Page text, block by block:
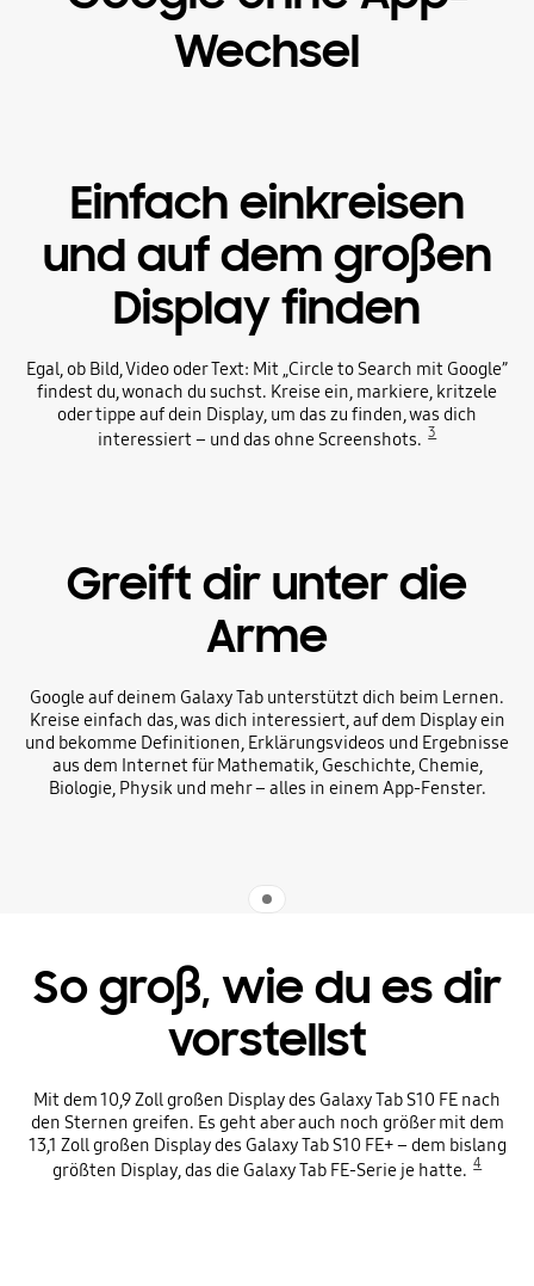
Wechsel
Einfach einkreisen
und auf dem großen
Display finden
Egal, ob Bild, Video oder Text: Mit „Circle to Search mit Google”
findest du, wonach du suchst. Kreise ein, markiere, kritzele
oder tippe auf dein Display, um das zu finden, was dich
interessiert – und das ohne Screenshots. 3
Greift dir unter die
Arme
Google auf deinem Galaxy Tab unterstützt dich beim Lernen.
Kreise einfach das, was dich interessiert, auf dem Display ein
und bekomme Definitionen, Erklärungsvideos und Ergebnisse
aus dem Internet für Mathematik, Geschichte, Chemie,
Biologie, Physik und mehr – alles in einem App-Fenster.
So groß, wie du es dir
vorstellst
Mit dem 10,9 Zoll großen Display des Galaxy Tab S10 FE nach
den Sternen greifen. Es geht aber auch noch größer mit dem
13,1 Zoll großen Display des Galaxy Tab S10 FE+ – dem bislang
größten Display, das die Galaxy Tab FE-Serie je hatte. 4